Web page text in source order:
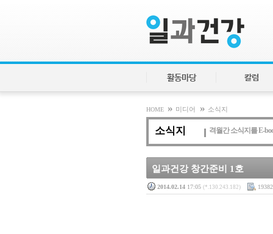
활동마당 칼럼
HOME » 미디어 » 소식지
소식지 격월간 소식지를 E-
일과건강 창간준비 1호
2014.02.14 17:05 (*.130.243.182) 19382